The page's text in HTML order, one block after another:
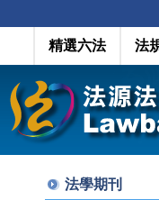
精選六法 法
法學期刊